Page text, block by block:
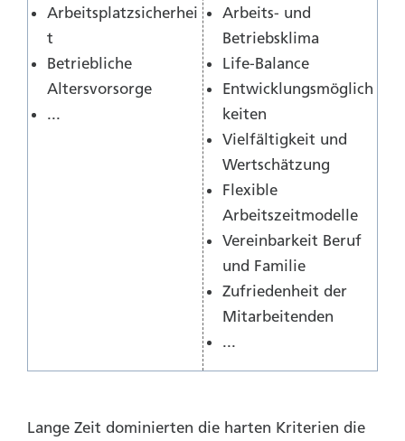
Arbeitsplatzsicherhei
t
Betriebliche
Altersvorsorge
...
Arbeits- und
Betriebsklima
Life-Balance
Entwicklungsmöglich
keiten
Vielfältigkeit und
Wertschätzung
Flexible
Arbeitszeitmodelle
Vereinbarkeit Beruf
und Familie
Zufriedenheit der
Mitarbeitenden
...
Lange Zeit dominierten die harten Kriterien die